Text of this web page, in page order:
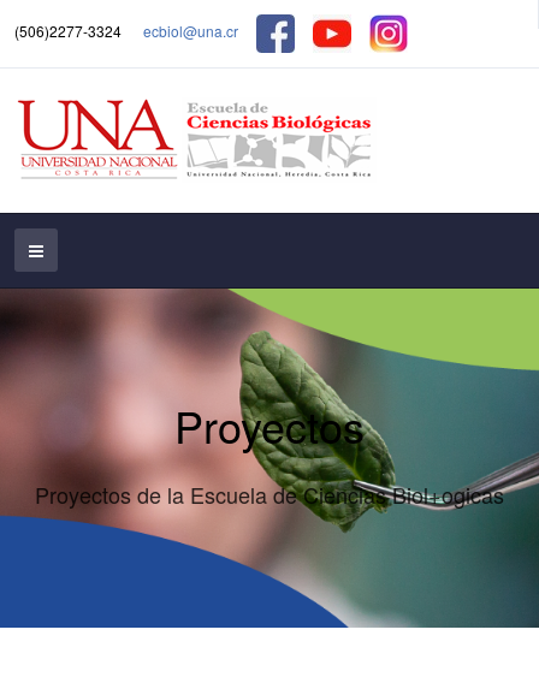
(506)2277-3324 ecbiol@una.cr
Proyectos
Proyectos de la Escuela de Ciencias Biol+ogicas